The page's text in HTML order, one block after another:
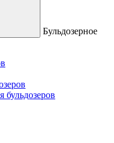
Бульдозерное